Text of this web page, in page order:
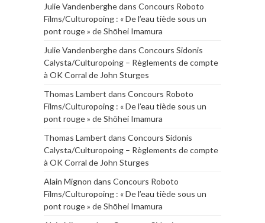
Julie Vandenberghedans Concours Roboto
Films/Culturopoing : « De l’eau tiède sous un
pont rouge » de Shōhei Imamura
Julie Vandenberghedans Concours Sidonis
Calysta/Culturopoing – Règlements de compte
à OK Corral de John Sturges
Thomas Lambert dans Concours Roboto
Films/Culturopoing : « De l’eau tiède sous un
pont rouge » de Shōhei Imamura
Thomas Lambert dans Concours Sidonis
Calysta/Culturopoing – Règlements de compte
à OK Corral de John Sturges
Alain Mignon dans Concours Roboto
Films/Culturopoing : « De l’eau tiède sous un
pont rouge » de Shōhei Imamura